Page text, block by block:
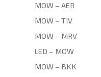
MOW – AER
MOW – TIV
MOW – MRV
LED – MOW
MOW – BKK